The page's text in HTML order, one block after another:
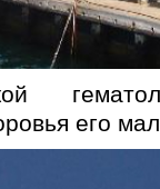
его